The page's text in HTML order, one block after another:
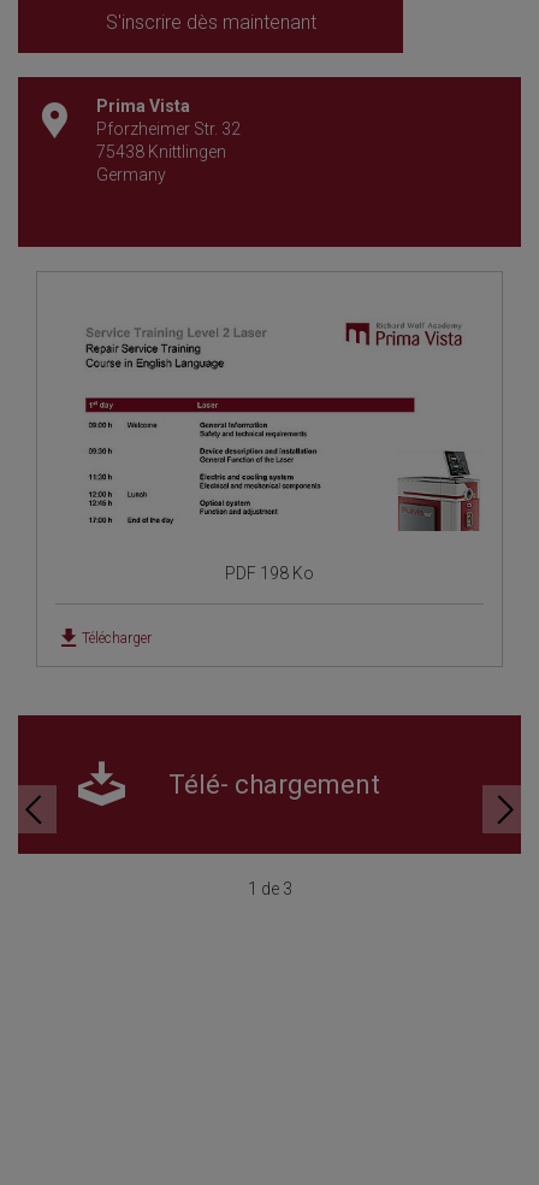
S'inscrire dès maintenant
Prima Vista
Pforzheimer Str. 32
75438 Knittlingen
Germany
PDF 198 Ko
Télécharger
Télé- chargement
1 de 3